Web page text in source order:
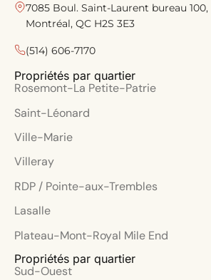
7085 Boul. Saint-Laurent bureau 100,
Montréal, QC H2S 3E3
(514) 606-7170
Propriétés par quartier
Rosemont-La Petite-Patrie
Saint-Léonard
Ville-Marie
Villeray
RDP / Pointe-aux-Trembles
Lasalle
Plateau-Mont-Royal Mile End
Propriétés par quartier
Sud-Ouest